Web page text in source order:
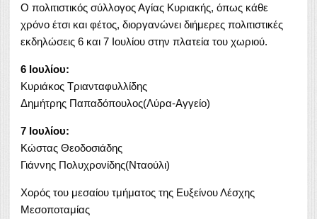
Ο πολιτιστικός σύλλογος Αγίας Κυριακής, όπως κάθε
χρόνο έτσι και φέτος, διοργανώνει διήμερες πολιτιστικές
εκδηλώσεις 6 και 7 Ιουλίου στην πλατεία του χωριού.
6 Ιουλίου:
Κυριάκος Τριανταφυλλίδης
Δημήτρης Παπαδόπουλος(Λύρα-Αγγείο)
7 Ιουλίου:
Κώστας Θεοδοσιάδης
Γιάννης Πολυχρονίδης(Νταούλι)
Χορός του μεσαίου τμήματος της Eυξείνου Λέσχης
Μεσοποταμίας